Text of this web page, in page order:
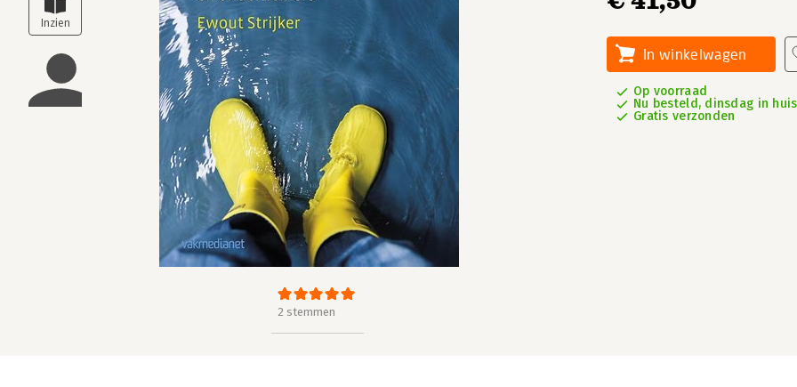
2 stemmen
In winkelwagen
Op voorraad
Nu besteld, dinsdag in huis
Gratis verzonden